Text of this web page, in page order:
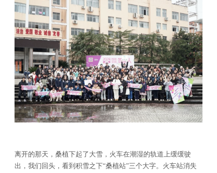
离开的那天，桑植下起了大雪，火车在潮湿的轨道上缓缓驶
出，我们回头，看到积雪之下“桑植站”三个大字。火车站消失